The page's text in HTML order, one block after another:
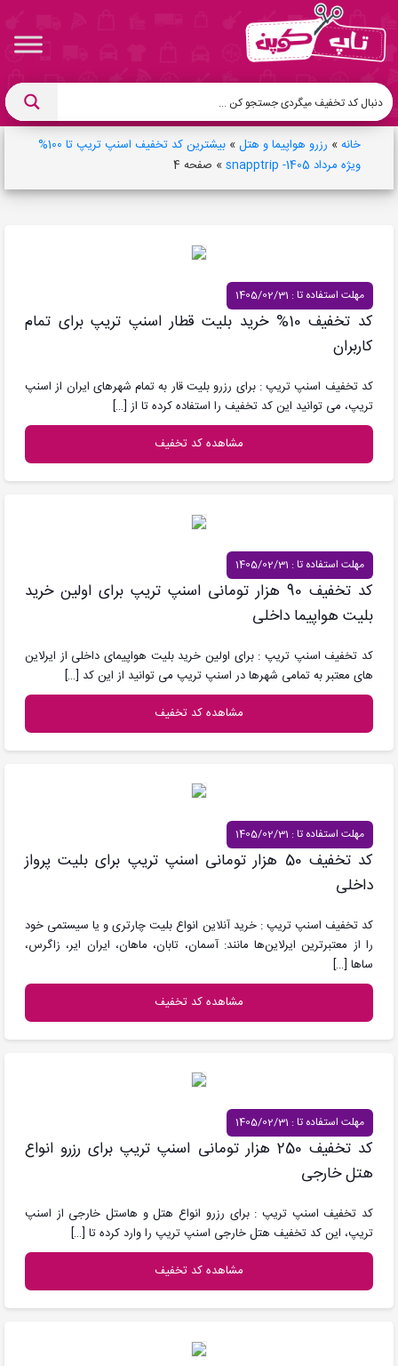
خانه» رزرو هواپیما و هتل»
بیشترین کد تخفیف اسنپ تریپ تا 100%
ویژه مرداد 1405- snapptrip
» صفحه 4
مهلت استفاده تا : 1405/02/31
کد تخفیف 10% خرید بلیت قطار اسنپ تریپ برای تمام
کاربران
کد تخفیف اسنپ تریپ : برای رزرو بلیت قار به تمام شهرهای ایران از اسنپ
تریپ، می توانید این کد تخفیف را استفاده کرده تا از […]
مشاهده کد تخفیف
مهلت استفاده تا : 1405/02/31
کد تخفیف 90 هزار تومانی اسنپ تریپ برای اولین خرید
بلیت هواپیما داخلی
کد تخفیف اسنپ تریپ : برای اولین خرید بلیت هواپیمای داخلی از ایرلاین
های معتبر به تمامی شهرها در اسنپ تریپ می توانید از این کد […]
مشاهده کد تخفیف
مهلت استفاده تا : 1405/02/31
کد تخفیف 50 هزار تومانی اسنپ تریپ برای بلیت پرواز
داخلی
کد تخفیف اسنپ تریپ : خرید آنلاین انواع بلیت چارتری و یا سیستمی خود
را از معتبرترین ایرلاین‌ها مانند: آسمان، تابان، ماهان، ایران ایر، زاگرس،
ساها […]
مشاهده کد تخفیف
مهلت استفاده تا : 1405/02/31
کد تخفیف 250 هزار تومانی اسنپ تریپ برای رزرو انواع
هتل خارجی
کد تخفیف اسنپ تریپ : برای رزرو انواع هتل و هاستل خارجی از اسنپ
تریپ، این کد تخفیف هتل خارجی اسنپ تریپ را وارد کرده تا […]
مشاهده کد تخفیف